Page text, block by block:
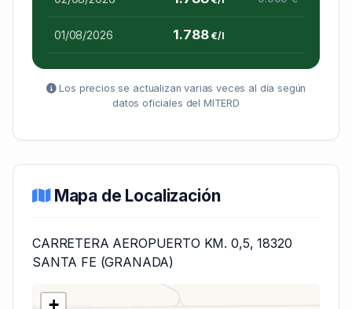
01/08/2026 1.788€/l
Los precios se actualizan varias veces al día según
datos oficiales del MITERD
Mapa de Localización
CARRETERA AEROPUERTO KM. 0,5, 18320
SANTA FE (GRANADA)
+